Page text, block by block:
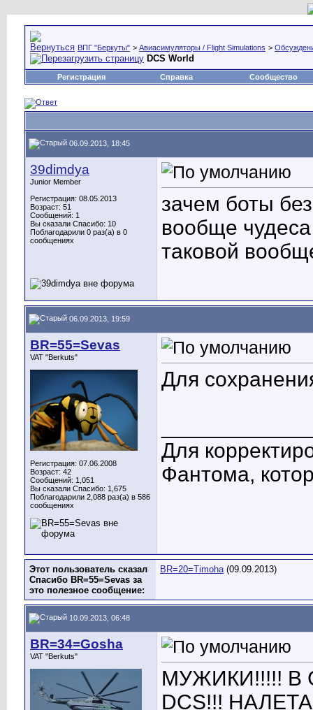
ВПГ "Беркуты" > Авиасимуляторы / Flight Simulations >
DCS World
Регистрация Справка Сообщество
06.09.2013, 18:45
39dimdya
Junior Member
Регистрация: 08.05.2013
Возраст: 51
Сообщений: 1
Вы сказали Спасибо: 10
Поблагодарили 0 раз(а) в 0
сообщениях
зачем боты
вообще чудеса
таковой
06.09.2013, 19:59
BR=55=Sevas
VAT "Berkuts"
Регистрация: 07.06.2008
Возраст: 42
Сообщений: 1,051
Вы сказали Спасибо: 1,675
Поблагодарили 2,088 раз(а) в 586
сообщениях
Для
Для
Фантома,
Этот пользователь сказал
Спасибо BR=55=Sevas за
это полезное сообщение:
BR=20=Timoha(09.09.2013)
10.09.2013, 06:48
BR=34=Gosha
VAT "Berkuts"
МУЖИКИ!!!!! В
DCS!!!